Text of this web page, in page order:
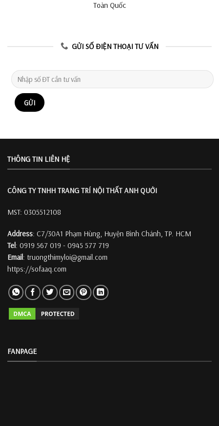
Toàn Quốc
GỬI SỐ ĐIỆN THOẠI TƯ VẤN
THÔNG TIN LIÊN HỆ
CÔNG TY TNHH TRANG TRÍ NỘI THẤT ANH QUỚI
MST: 0305512108
Address: C7/30A1 Phạm Hùng, Huyện Bình Chánh, TP. HCM
Tel: 0919 567 019 - 0945 577 719
Email: truongthimyloi@gmail.com
https://sofaaq.com
FANPAGE